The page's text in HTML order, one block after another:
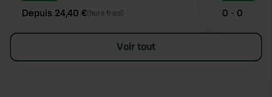
Depuis 24,40 €(hors frais) 0 - 0
Voir tout